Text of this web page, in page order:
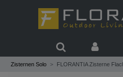
Zisternen Solo FLORANTIA Zisterne